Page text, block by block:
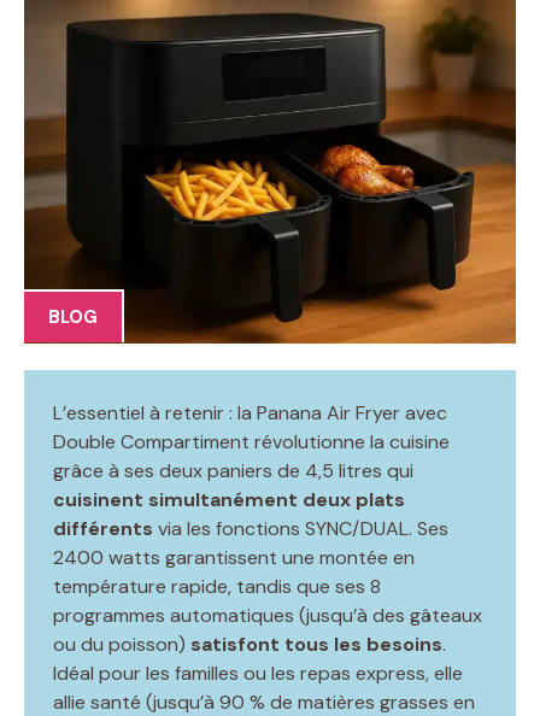
BLOG
L’essentiel à retenir : la Panana Air Fryer avec
Double Compartiment révolutionne la cuisine
grâce à ses deux paniers de 4,5 litres qui
cuisinent simultanément deux plats
différents via les fonctions SYNC/DUAL. Ses
2400 watts garantissent une montée en
température rapide, tandis que ses 8
programmes automatiques (jusqu’à des gâteaux
ou du poisson) satisfont tous les besoins.
Idéal pour les familles ou les repas express, elle
allie santé (jusqu’à 90 % de matières grasses en